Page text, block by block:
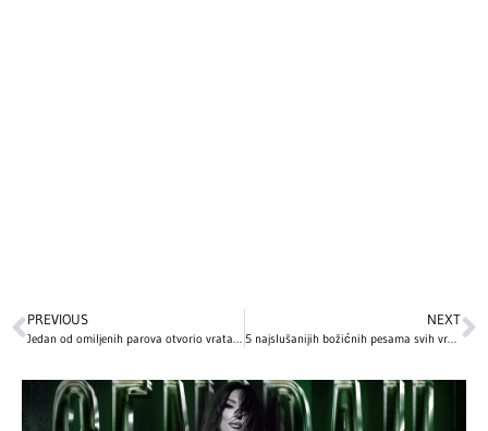
PREVIOUS
Jedan od omiljenih parova otvorio vrata svog luksuznog doma: Evo kako izgleda raskošna vila pevača i influenserke vredna 25.8 miliona! (FOTO/VIDEO)
NEXT
5 najslušanijih božićnih pesama svih vremena: Ovo su hitovi bez kojih ne možemo da zamislimo praznične dane